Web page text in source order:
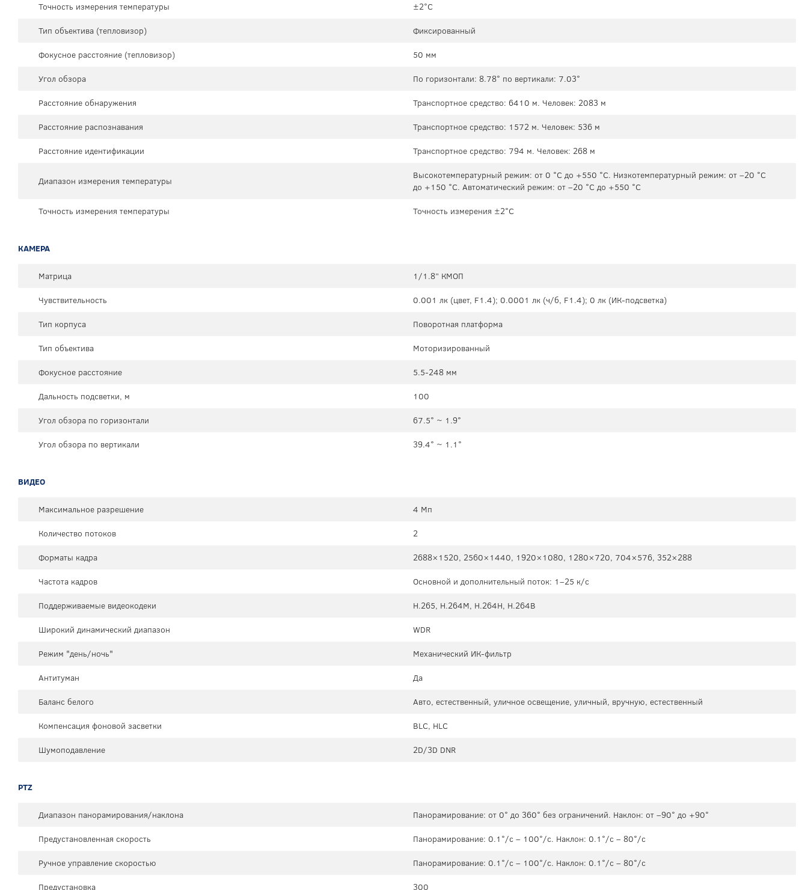
Точность измерения температуры
±2°C
Тип объектива (тепловизор)
Фиксированный
Фокусное расстояние (тепловизор)
50 мм
Угол обзора
По горизонтали: 8.78° по вертикали: 7.03°
Расстояние обнаружения
Транспортное средство: 6410 м. Человек: 2083 м
Расстояние распознавания
Транспортное средство: 1572 м. Человек: 536 м
Расстояние идентификации
Транспортное средство: 794 м. Человек: 268 м
Диапазон измерения температуры
Высокотемпературный режим: от 0 °C до +550 °C. Низкотемпературный режим: от –20 °C
до +150 °C. Автоматический режим: от –20 °C до +550 °C
Точность измерения температуры
Точность измерения ±2°C
КАМЕРА
Матрица
1/1.8” КМОП
Чувствительность
0.001 лк (цвет, F1.4); 0.0001 лк (ч/б, F1.4); 0 лк (ИК-подсветка)
Тип корпуса
Поворотная платформа
Тип объектива
Моторизированный
Фокусное расстояние
5.5-248 мм
Дальность подсветки, м
100
Угол обзора по горизонтали
67.5° ~ 1.9°
Угол обзора по вертикали
39.4° ~ 1.1°
ВИДЕО
Максимальное разрешение
4 Мп
Количество потоков
2
Форматы кадра
2688×1520, 2560×1440, 1920×1080, 1280×720, 704×576, 352×288
Частота кадров
Основной и дополнительный поток: 1–25 к/с
Поддерживаемые видеокодеки
H.265, H.264M, H.264H, H.264B
Широкий динамический диапазон
WDR
Режим "день/ночь"
Механический ИК-фильтр
Антитуман
Да
Баланс белого
Авто, естественный, уличное освещение, уличный, вручную, естественный
Компенсация фоновой засветки
BLC, HLC
Шумоподавление
2D/3D DNR
PTZ
Диапазон панорамирования/наклона
Панорамирование: от 0° до 360° без ограничений. Наклон: от –90° до +90°
Предустановленная скорость
Панорамирование: 0.1°/с – 100°/с. Наклон: 0.1°/с – 80°/с
Ручное управление скоростью
Панорамирование: 0.1°/с – 100°/с. Наклон: 0.1°/с – 80°/с
Предустановка
300